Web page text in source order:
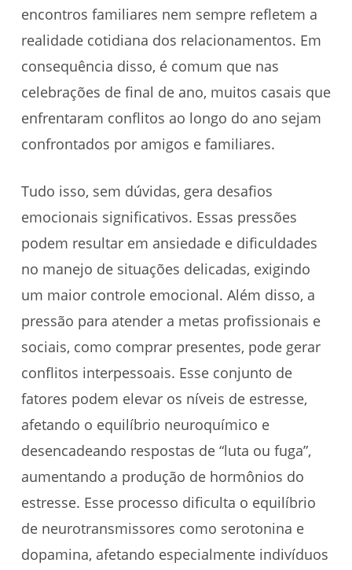
encontros familiares nem sempre refletem a
realidade cotidiana dos relacionamentos. Em
consequência disso, é comum que nas
celebrações de final de ano, muitos casais que
enfrentaram conflitos ao longo do ano sejam
confrontados por amigos e familiares.
Tudo isso, sem dúvidas, gera desafios
emocionais significativos. Essas pressões
podem resultar em ansiedade e dificuldades
no manejo de situações delicadas, exigindo
um maior controle emocional. Além disso, a
pressão para atender a metas profissionais e
sociais, como comprar presentes, pode gerar
conflitos interpessoais. Esse conjunto de
fatores podem elevar os níveis de estresse,
afetando o equilíbrio neuroquímico e
desencadeando respostas de “luta ou fuga”,
aumentando a produção de hormônios do
estresse. Esse processo dificulta o equilíbrio
de neurotransmissores como serotonina e
dopamina, afetando especialmente indivíduos